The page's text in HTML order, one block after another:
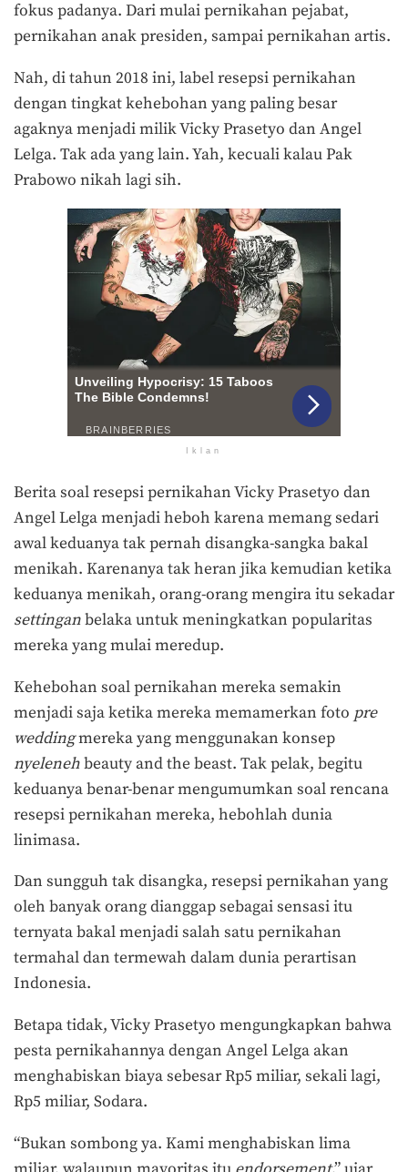
fokus padanya. Dari mulai pernikahan pejabat,
pernikahan anak presiden, sampai pernikahan artis.
Nah, di tahun 2018 ini, label resepsi pernikahan
dengan tingkat kehebohan yang paling besar
agaknya menjadi milik Vicky Prasetyo dan Angel
Lelga. Tak ada yang lain. Yah, kecuali kalau Pak
Prabowo nikah lagi sih.
Iklan
Berita soal resepsi pernikahan Vicky Prasetyo dan
Angel Lelga menjadi heboh karena memang sedari
awal keduanya tak pernah disangka-sangka bakal
menikah. Karenanya tak heran jika kemudian ketika
keduanya menikah, orang-orang mengira itu sekadar
settinganbelaka untuk meningkatkan popularitas
mereka yang mulai meredup.
Kehebohan soal pernikahan mereka semakin
menjadi saja ketika mereka memamerkan foto pre
weddingmereka yang menggunakan konsep
nyelenehbeauty and the beast. Tak pelak, begitu
keduanya benar-benar mengumumkan soal rencana
resepsi pernikahan mereka, hebohlah dunia
linimasa.
Dan sungguh tak disangka, resepsi pernikahan yang
oleh banyak orang dianggap sebagai sensasi itu
ternyata bakal menjadi salah satu pernikahan
termahal dan termewah dalam dunia perartisan
Indonesia.
Betapa tidak, Vicky Prasetyo mengungkapkan bahwa
pesta pernikahannya dengan Angel Lelga akan
menghabiskan biaya sebesar Rp5 miliar, sekali lagi,
Rp5 miliar, Sodara.
“Bukan sombong ya. Kami menghabiskan lima